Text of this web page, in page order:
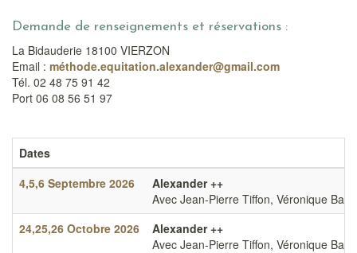
Jean Pierre Tiffon
La Bidauderie
Nos chevaux Alexander
Nos stages amateurs
Méditation et connexion®
Equitation Alexander ++
Cavalier idéal
Calendrier Stages Amateurs
Formation Pro
Une formation pour les Enseignants
Calendrier & Inscription Formation Pro
Tarifs Formation Pro
Autres formations
Coaching
Mise à niveau BPJEPS et DE
Sophroéquitation
Enseignants d’Equitation Alexander®
Livre d'Or
Contact
Demande de renseignements et réservations :
La Bidauderie 18100 VIERZON
Email : méthode.equitation.alexander@gmail.com
Tél. 02 48 75 91 42
Port 06 08 56 51 97
Dates
4,5,6 Septembre 2026
Alexander ++
Avec Jean-Pierre Tiffon, Véronique
24,25,26 Octobre 2026
Alexander ++
Avec Jean-Pierre Tiffon, Véronique